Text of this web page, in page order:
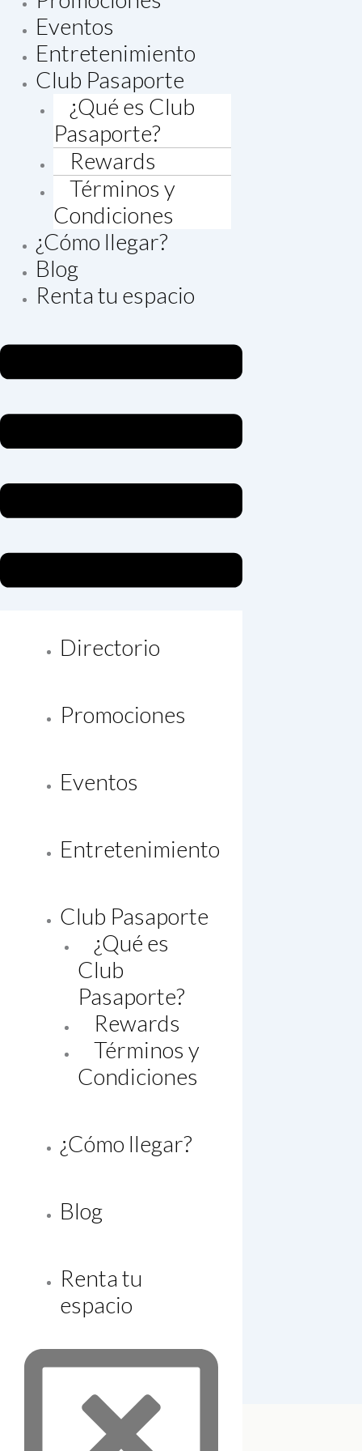
Eventos
Entretenimiento
Club Pasaporte
¿Qué es Club
Pasaporte?
Rewards
Términos y
Condiciones
¿Cómo llegar?
Blog
Renta tu espacio
Directorio
Promociones
Eventos
Entretenimiento
Club Pasaporte
¿Qué es
Club
Pasaporte?
Rewards
Términos y
Condiciones
¿Cómo llegar?
Blog
Renta tu
espacio